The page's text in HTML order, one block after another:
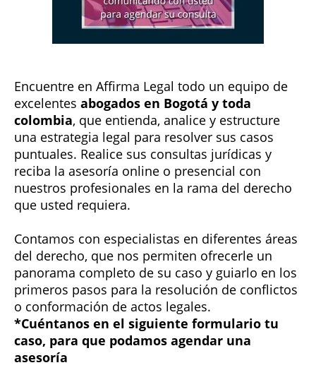
Encuentre en Affirma Legal todo un equipo de
excelentes abogados en Bogotá y toda
colombia, que entienda, analice y estructure
una estrategia legal para resolver sus casos
puntuales. Realice sus consultas jurídicas y
reciba la asesoría online o presencial con
nuestros profesionales en la rama del derecho
que usted requiera.
Contamos con especialistas en diferentes áreas
del derecho, que nos permiten ofrecerle un
panorama completo de su caso y guiarlo en los
primeros pasos para la resolución de conflictos
o conformación de actos legales.
*Cuéntanos en el siguiente formulario tu
caso, para que podamos agendar una
asesoría